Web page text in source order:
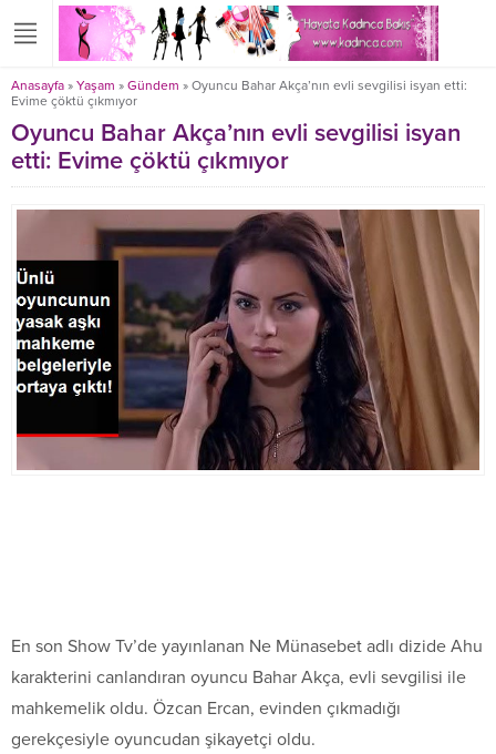
Anasayfa » Yaşam » Gündem » Oyuncu Bahar Akça’nın evli sevgilisi isyan etti:
Evime çöktü çıkmıyor
Oyuncu Bahar Akça’nın evli sevgilisi isyan
etti: Evime çöktü çıkmıyor
En son Show Tv’de yayınlanan Ne Münasebet adlı dizide Ahu
karakterini canlandıran oyuncu Bahar Akça, evli sevgilisi ile
mahkemelik oldu. Özcan Ercan, evinden çıkmadığı
gerekçesiyle oyuncudan şikayetçi oldu.